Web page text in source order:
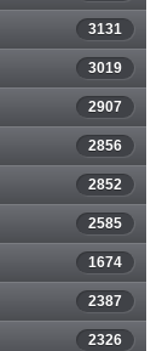
3131
3019
2907
2856
2852
2585
1674
2387
2326